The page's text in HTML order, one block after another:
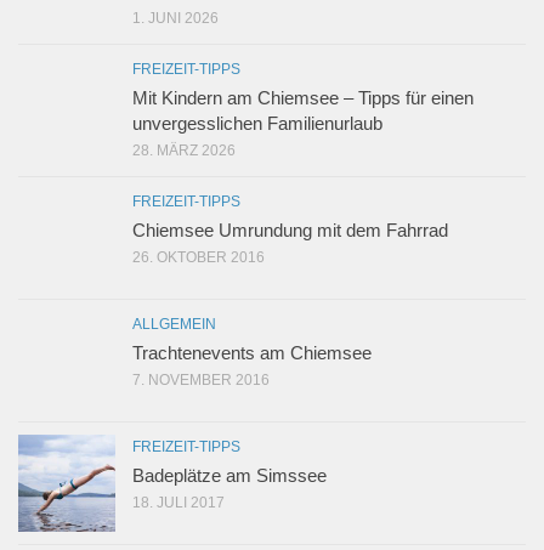
1. JUNI 2026
FREIZEIT-TIPPS
Mit Kindern am Chiemsee – Tipps für einen
unvergesslichen Familienurlaub
28. MÄRZ 2026
FREIZEIT-TIPPS
Chiemsee Umrundung mit dem Fahrrad
26. OKTOBER 2016
ALLGEMEIN
Trachtenevents am Chiemsee
7. NOVEMBER 2016
FREIZEIT-TIPPS
Badeplätze am Simssee
18. JULI 2017